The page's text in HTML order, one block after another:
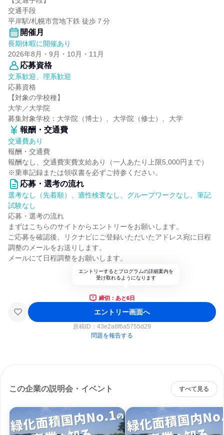
交通手段
平岸駅/札幌市営地下鉄 徒歩７分
開催月
長期休暇に開催あり
2026年8月・9月・10月・11月
応募資格
文系歓迎、理系歓迎
応募資格
【対象の学校種】
大学／大学院
募集対象学校：大学院（博士）、大学院（修士）、大学
報酬・交通費
交通費あり
報酬・交通費
報酬なし、交通費実費支給あり（一人あたり上限5,000円まで）
※乗車記録または領収書を必ずご持参ください。
応募・選考の流れ
選考なし（先着順）、適性検査なし、グループワークなし、筆記
試験なし
応募・選考の流れ
まずはこちらのサイトからエントリーをお願いします。
ご応募を確認後、リクナビにご登録いただいたアドレス宛に日程
調整のメールをお送りします。
メールにて日程調整をお願いします。
エントリーするとプログラムの詳細案内を
受け取れるようになります
締切：あと6日
エントリー画面へ
原稿ID： 43e2a8f6a5755d29
問題を報告する
この企業の説明会・イベント すべて見る